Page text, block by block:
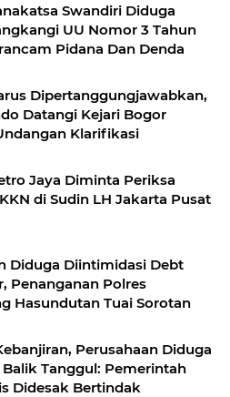
Swandiri Diduga
UU Nomor 3 Tahun
Pidana Dan Denda
Dipertanggungjawabkan,
Datangi Kejari Bogor
Klarifikasi
Jaya Diminta Periksa
di Sudin LH Jakarta Pusat
Diduga Diintimidasi Debt
Penanganan Polres
Hasundutan Tuai Sorotan
Perusahaan Diduga
Tanggul: Pemerintah
Didesak Bertindak